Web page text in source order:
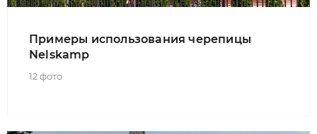
Примеры использования черепицы
Nelskamp
12 фото